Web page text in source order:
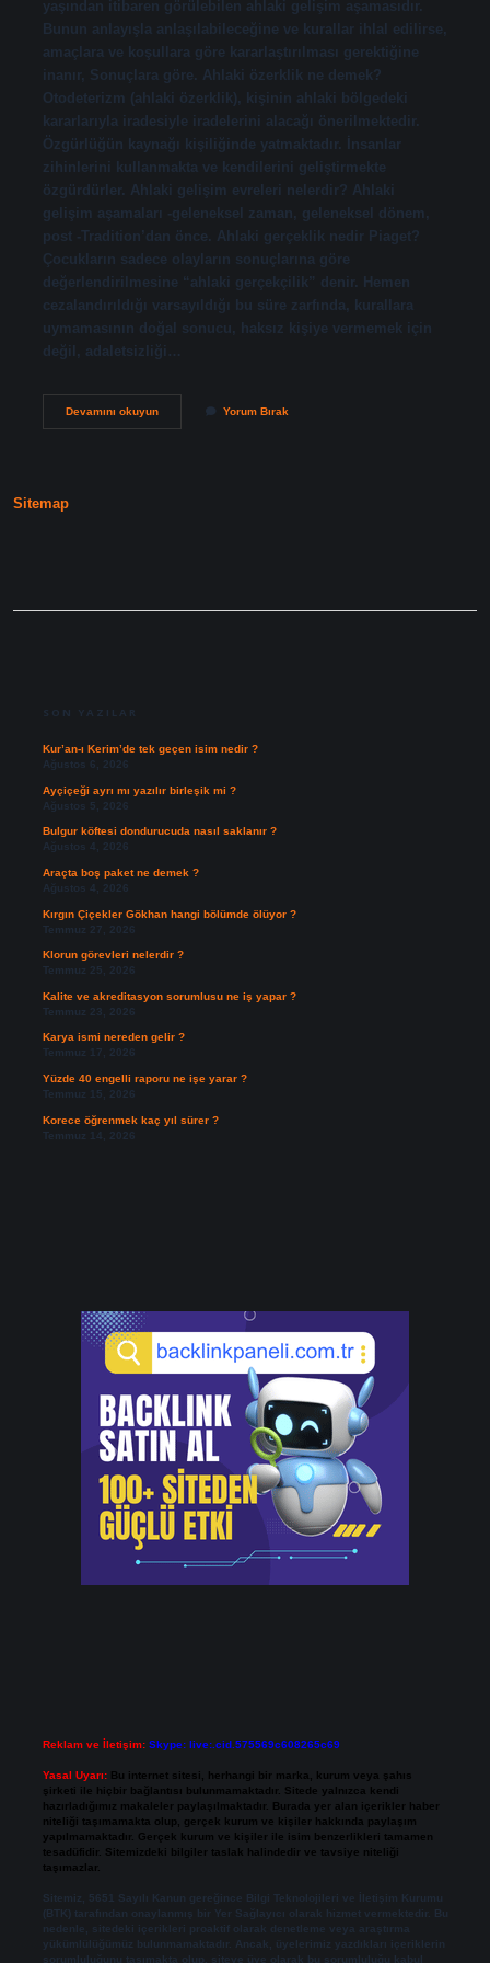
yaşından itibaren görülebilen ahlaki gelişim aşamasıdır.
Bunun anlayışla anlaşılabileceğine ve kurallar ihlal edilirse,
amaçlara ve koşullara göre kararlaştırılması gerektiğine
inanır, Sonuçlara göre. Ahlaki özerklik ne demek?
Otodeterizm (ahlaki özerklik), kişinin ahlaki bölgedeki
kararlarıyla iradesiyle iradelerini alacağı önerilmektedir.
Özgürlüğün kaynağı kişiliğinde yatmaktadır. İnsanlar
zihinlerini kullanmakta ve kendilerini geliştirmekte
özgürdürler. Ahlaki gelişim evreleri nelerdir? Ahlaki
gelişim aşamaları -geleneksel zaman, geleneksel dönem,
post -Tradition’dan önce. Ahlaki gerçeklik nedir Piaget?
Çocukların sadece olayların sonuçlarına göre
değerlendirilmesine “ahlaki gerçekçilik” denir. Hemen
cezalandırıldığı varsayıldığı bu süre zarfında, kurallara
uymamasının doğal sonucu, haksız kişiye vermemek için
değil, adaletsizliği…
Devamını okuyunAhlaki
Yorum Bırak
Sitemap
SON YAZILAR
Kur’an-ı Kerim’de tek geçen isim nedir ?
Ağustos 6, 2026
Ayçiçeği ayrı mı yazılır birleşik mi ?
Ağustos 5, 2026
Bulgur köftesi dondurucuda nasıl saklanır ?
Ağustos 4, 2026
Araçta boş paket ne demek ?
Ağustos 4, 2026
Kırgın Çiçekler Gökhan hangi bölümde ölüyor ?
Temmuz 27, 2026
Klorun görevleri nelerdir ?
Temmuz 25, 2026
Kalite ve akreditasyon sorumlusu ne iş yapar ?
Temmuz 23, 2026
Karya ismi nereden gelir ?
Temmuz 17, 2026
Yüzde 40 engelli raporu ne işe yarar ?
Temmuz 15, 2026
Korece öğrenmek kaç yıl sürer ?
Temmuz 14, 2026
Reklam ve İletişim: Skype: live:.cid.575569c608265c69
Yasal Uyarı: Bu internet sitesi, herhangi bir marka, kurum veya şahıs
şirketi ile hiçbir bağlantısı bulunmamaktadır. Sitede yalnızca kendi
hazırladığımız makaleler paylaşılmaktadır. Burada yer alan içerikler haber
niteliği taşımamakta olup, gerçek kurum ve kişiler hakkında paylaşım
yapılmamaktadır. Gerçek kurum ve kişiler ile isim benzerlikleri tamamen
tesadüfidir. Sitemizdeki bilgiler taslak halindedir ve tavsiye niteliği
taşımazlar.
Sitemiz, 5651 Sayılı Kanun gereğince Bilgi Teknolojileri ve İletişim Kurumu
(BTK) tarafından onaylanmış bir Yer Sağlayıcı olarak hizmet vermektedir. Bu
nedenle, sitedeki içerikleri proaktif olarak denetleme veya araştırma
yükümlülüğümüz bulunmamaktadır. Ancak, üyelerimiz yazdıkları içeriklerin
sorumluluğunu taşımakta olup, siteye üye olarak bu sorumluluğu kabul